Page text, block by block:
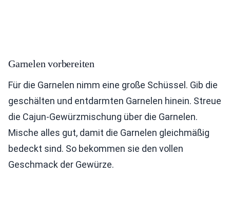
Garnelen vorbereiten
Für die Garnelen nimm eine große Schüssel. Gib die
geschälten und entdarmten Garnelen hinein. Streue
die Cajun-Gewürzmischung über die Garnelen.
Mische alles gut, damit die Garnelen gleichmäßig
bedeckt sind. So bekommen sie den vollen
Geschmack der Gewürze.